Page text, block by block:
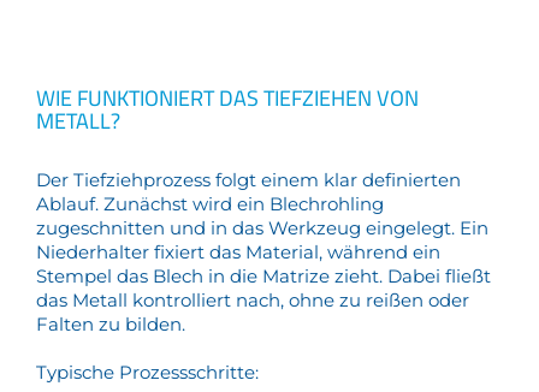
WIE FUNKTIONIERT DAS TIEFZIEHEN VON
METALL?
Der Tiefziehprozess folgt einem klar definierten
Ablauf. Zunächst wird ein Blechrohling
zugeschnitten und in das Werkzeug eingelegt. Ein
Niederhalter fixiert das Material, während ein
Stempel das Blech in die Matrize zieht. Dabei fließt
das Metall kontrolliert nach, ohne zu reißen oder
Falten zu bilden.
Typische Prozessschritte: